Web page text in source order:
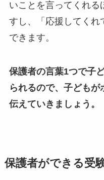
いことを言ってくれる
すし、「応援してくれ
できます。
保護者の言葉1つで子
られるので、子ども
伝えていきましょう。
保護者ができる受